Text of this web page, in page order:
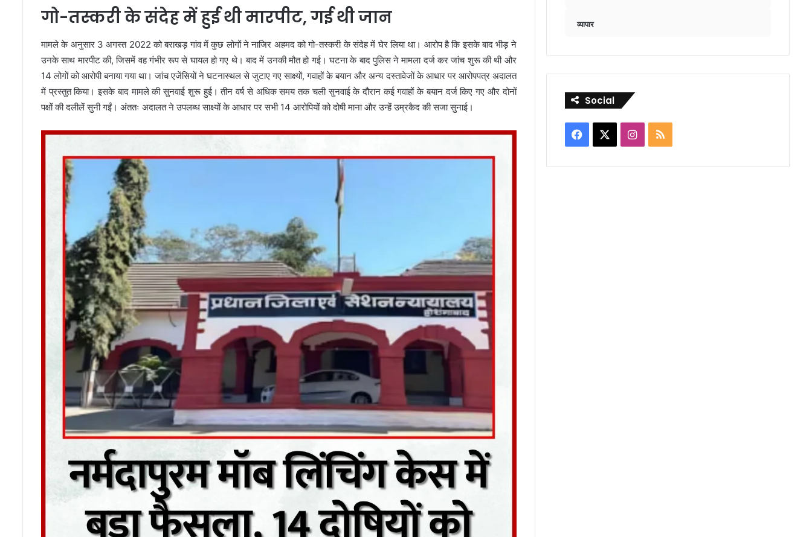
गो-तस्करी के संदेह में हुई थी मारपीट, गई थी जान
मामले के अनुसार 3 अगस्त 2022 को बराखड़ गांव में कुछ लोगों ने नाजिर अहमद को गो-तस्करी के संदेह में घेर लिया था। आरोप है कि इसके बाद भीड़ ने
उनके साथ मारपीट की, जिसमें वह गंभीर रूप से घायल हो गए थे। बाद में उनकी मौत हो गई। घटना के बाद पुलिस ने मामला दर्ज कर जांच शुरू की थी और
14 लोगों को आरोपी बनाया गया था। जांच एजेंसियों ने घटनास्थल से जुटाए गए साक्ष्यों, गवाहों के बयान और अन्य दस्तावेजों के आधार पर आरोपपत्र अदालत
में प्रस्तुत किया। इसके बाद मामले की सुनवाई शुरू हुई। तीन वर्ष से अधिक समय तक चली सुनवाई के दौरान कई गवाहों के बयान दर्ज किए गए और दोनों
पक्षों की दलीलें सुनी गईं। अंततः अदालत ने उपलब्ध साक्ष्यों के आधार पर सभी 14 आरोपियों को दोषी माना और उन्हें उम्रकैद की सजा सुनाई।
व्यापार
Social
Facebook Instagram
RSS